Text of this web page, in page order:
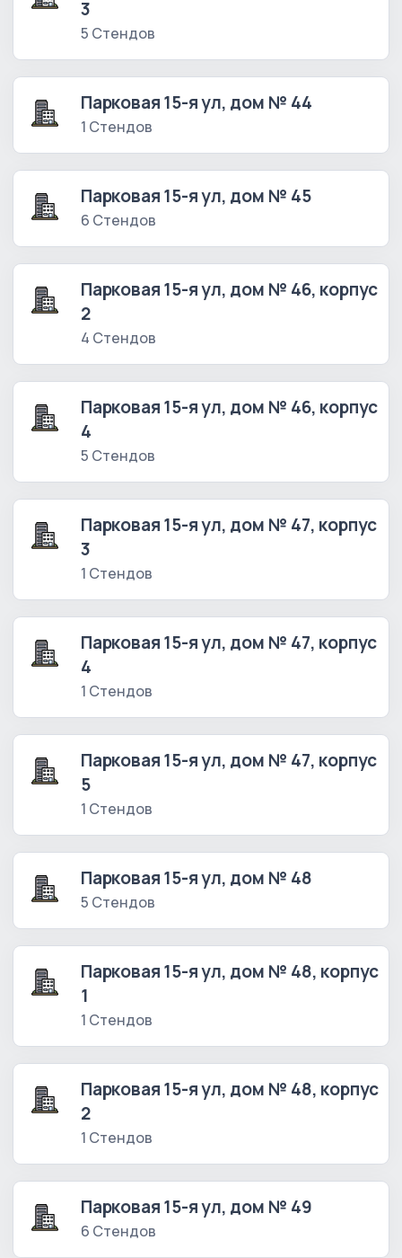
3
5 Стендов
Парковая 15-я ул, дом № 44
1 Стендов
Парковая 15-я ул, дом № 45
6 Стендов
Парковая 15-я ул, дом № 46, корпус
2
4 Стендов
Парковая 15-я ул, дом № 46, корпус
4
5 Стендов
Парковая 15-я ул, дом № 47, корпус
3
1 Стендов
Парковая 15-я ул, дом № 47, корпус
4
1 Стендов
Парковая 15-я ул, дом № 47, корпус
5
1 Стендов
Парковая 15-я ул, дом № 48
5 Стендов
Парковая 15-я ул, дом № 48, корпус
1
1 Стендов
Парковая 15-я ул, дом № 48, корпус
2
1 Стендов
Парковая 15-я ул, дом № 49
6 Стендов